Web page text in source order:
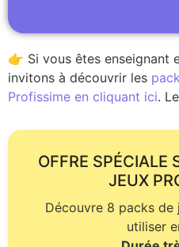
👉 Si vous êtes enseignant
invitons à découvrir les
Profissime en cliquant ici.
OFFRE SPÉCIALE
JEUX
Découvre 8 packs de
utiliser